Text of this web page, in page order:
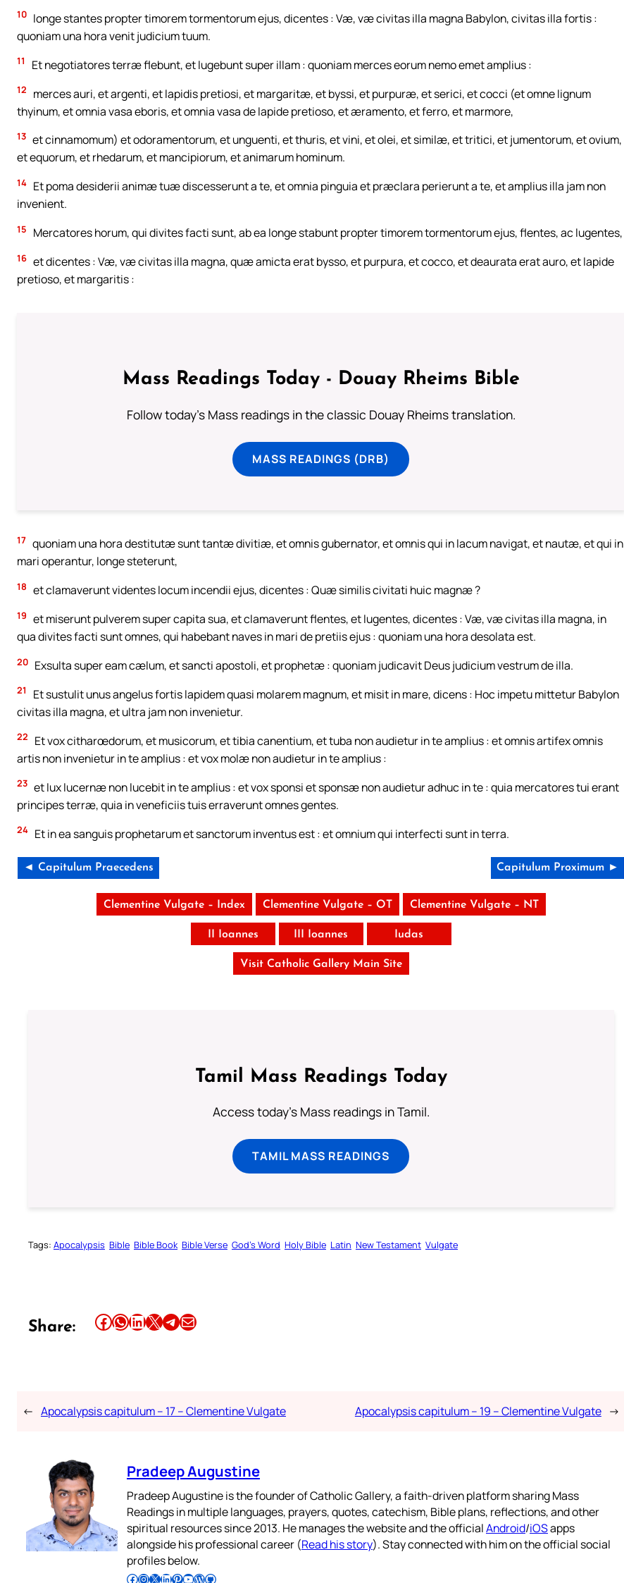
10 longe stantes propter timorem tormentorum ejus, dicentes : Væ, væ civitas illa magna Babylon, civitas illa fortis :
quoniam una hora venit judicium tuum.
11 Et negotiatores terræ flebunt, et lugebunt super illam : quoniam merces eorum nemo emet amplius :
12
merces auri, et argenti, et lapidis pretiosi, et margaritæ, et byssi, et purpuræ, et serici, et cocci (et omne lignum
thyinum, et omnia vasa eboris, et omnia vasa de lapide pretioso, et æramento, et ferro, et marmore,
13 et cinnamomum) et odoramentorum, et unguenti, et thuris, et vini, et olei, et similæ, et tritici, et jumentorum, et ovium,
et equorum, et rhedarum, et mancipiorum, et animarum hominum.
14 Et poma desiderii animæ tuæ discesserunt a te, et omnia pinguia et præclara perierunt a te, et amplius illa jam non
invenient.
15 Mercatores horum, qui divites facti sunt, ab ea longe stabunt propter timorem tormentorum ejus, flentes, ac lugentes,
16 et dicentes : Væ, væ civitas illa magna, quæ amicta erat bysso, et purpura, et cocco, et deaurata erat auro, et lapide
pretioso, et margaritis :
Mass Readings Today - Douay Rheims Bible
Follow today's Mass readings in the classic Douay Rheims translation.
MASS READINGS (DRB)
17 quoniam una hora destitutæ sunt tantæ divitiæ, et omnis gubernator, et omnis qui in lacum navigat, et nautæ, et qui in
mari operantur, longe steterunt,
18 et clamaverunt videntes locum incendii ejus, dicentes : Quæ similis civitati huic magnæ ?
19 et miserunt pulverem super capita sua, et clamaverunt flentes, et lugentes, dicentes : Væ, væ civitas illa magna, in
qua divites facti sunt omnes, qui habebant naves in mari de pretiis ejus : quoniam una hora desolata est.
20 Exsulta super eam cælum, et sancti apostoli, et prophetæ : quoniam judicavit Deus judicium vestrum de illa.
21
Et sustulit unus angelus fortis lapidem quasi molarem magnum, et misit in mare, dicens : Hoc impetu mittetur Babylon
civitas illa magna, et ultra jam non invenietur.
22
Et vox citharœdorum, et musicorum, et tibia canentium, et tuba non audietur in te amplius : et omnis artifex omnis
artis non invenietur in te amplius : et vox molæ non audietur in te amplius :
23 et lux lucernæ non lucebit in te amplius : et vox sponsi et sponsæ non audietur adhuc in te : quia mercatores tui erant
principes terræ, quia in veneficiis tuis erraverunt omnes gentes.
24 Et in ea sanguis prophetarum et sanctorum inventus est : et omnium qui interfecti sunt in terra.
◄ Capitulum Praecedens Capitulum Proximum ►
Clementine Vulgate – Index Clementine Vulgate – OT Clementine Vulgate – NT
II Ioannes III Ioannes Iudas
Visit Catholic Gallery Main Site
Tamil Mass Readings Today
Access today's Mass readings in Tamil.
TAMIL MASS READINGS
Tags: Apocalypsis Bible Bible Book Bible Verse God’s Word Holy Bible Latin New Testament Vulgate
Share: Share this article on Facebook Share this article on WhatsApp Share this article on LinkedIn Share this article on X Share this article on TelegramEmail this Article
← Apocalypsis capitulum – 17 – Clementine Vulgate Apocalypsis capitulum – 19 – Clementine Vulgate →
Pradeep Augustine
Pradeep Augustine is the founder of Catholic Gallery, a faith-driven platform sharing Mass
Readings in multiple languages, prayers, quotes, catechism, Bible plans, reflections, and other
spiritual resources since 2013. He manages the website and the officialAndroid/iOSapps
alongside his professional career (Read his story). Stay connected with him on the official social
profiles below.
Follow Pradeep on Facebook Follow Pradeep on InstagramFollow Pradeep on X Follow Pradeep on LinkedIn Follow Pradeep on Pinterest Subscribe to Pradeep’s Youtube Channel Follow Pradeep on WordPress Follow Pradeep on GitHub